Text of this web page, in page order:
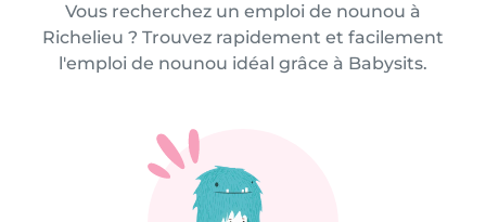
Vous recherchez un emploi de nounou à
Richelieu ? Trouvez rapidement et facilement
l'emploi de nounou idéal grâce à Babysits.